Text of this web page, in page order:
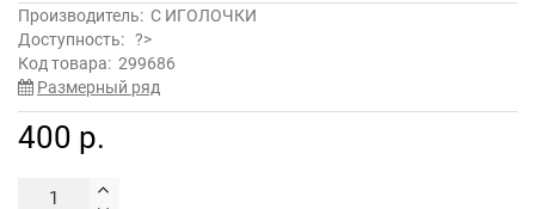
Производитель: С ИГОЛОЧКИ
Доступность: ?>
Код товара: 299686
Размерный ряд
400 р.